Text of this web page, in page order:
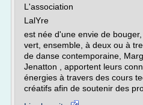
L'association
LalYre
est née d'une envie de
vert, ensemble, à deux ou à
de danse contemporaine,
Jenatton , apportent leurs
énergies à travers des cours
créatifs afin de soutenir des